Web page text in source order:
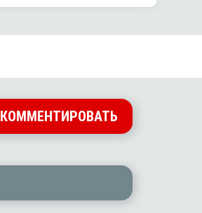
КОММЕНТИРОВАТЬ